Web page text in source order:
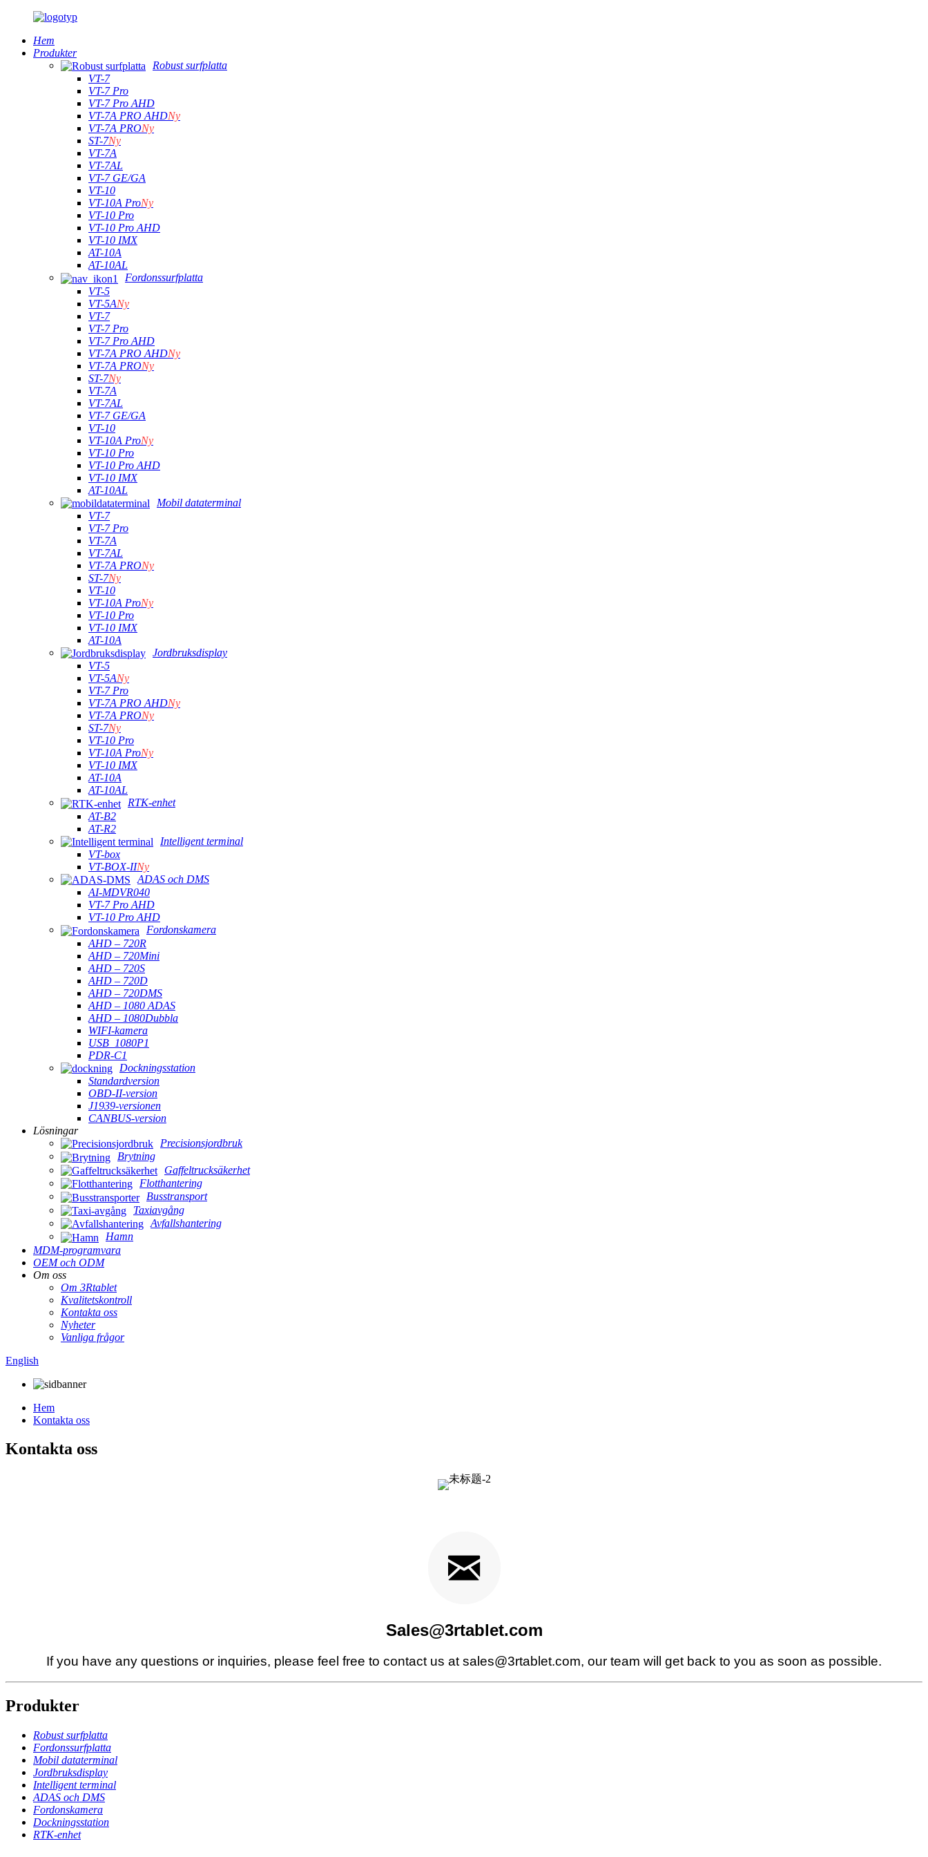
Hem
Produkter
Robust surfplatta
VT-7
VT-7 Pro
VT-7 Pro AHD
VT-7A PRO AHDNy
VT-7A PRONy
ST-7Ny
VT-7A
VT-7AL
VT-7 GE/GA
VT-10
VT-10A ProNy
VT-10 Pro
VT-10 Pro AHD
VT-10 IMX
AT-10A
AT-10AL
Fordonssurfplatta
VT-5
VT-5ANy
VT-7
VT-7 Pro
VT-7 Pro AHD
VT-7A PRO AHDNy
VT-7A PRONy
ST-7Ny
VT-7A
VT-7AL
VT-7 GE/GA
VT-10
VT-10A ProNy
VT-10 Pro
VT-10 Pro AHD
VT-10 IMX
AT-10AL
Mobil dataterminal
VT-7
VT-7 Pro
VT-7A
VT-7AL
VT-7A PRONy
ST-7Ny
VT-10
VT-10A ProNy
VT-10 Pro
VT-10 IMX
AT-10A
Jordbruksdisplay
VT-5
VT-5ANy
VT-7 Pro
VT-7A PRO AHDNy
VT-7A PRONy
ST-7Ny
VT-10 Pro
VT-10A ProNy
VT-10 IMX
AT-10A
AT-10AL
RTK-enhet
AT-B2
AT-R2
Intelligent terminal
VT-box
VT-BOX-IINy
ADAS och DMS
AI-MDVR040
VT-7 Pro AHD
VT-10 Pro AHD
Fordonskamera
AHD – 720R
AHD – 720Mini
AHD – 720S
AHD – 720D
AHD – 720DMS
AHD – 1080 ADAS
AHD – 1080Dubbla
WIFI-kamera
USB_1080P1
PDR-C1
Dockningsstation
Standardversion
OBD-II-version
J1939-versionen
CANBUS-version
Lösningar
Precisionsjordbruk
Brytning
Gaffeltrucksäkerhet
Flotthantering
Busstransport
Taxiavgång
Avfallshantering
Hamn
MDM-programvara
OEM och ODM
Om oss
Om 3Rtablet
Kvalitetskontroll
Kontakta oss
Nyheter
Vanliga frågor
English
Hem
Kontakta oss
Kontakta oss
Sales@3rtablet.com
If you have any questions or inquiries, please feel free to contact us at sales@3rtablet.com, our team will get back to you as soon as possible.
Produkter
Robust surfplatta
Fordonssurfplatta
Mobil dataterminal
Jordbruksdisplay
Intelligent terminal
ADAS och DMS
Fordonskamera
Dockningsstation
RTK-enhet